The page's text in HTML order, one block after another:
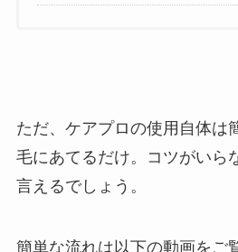
ただ、ケアプロの使用自体は
毛にあてるだけ。コツがいら
言えるでしょう。
簡単な流れは以下の動画をご